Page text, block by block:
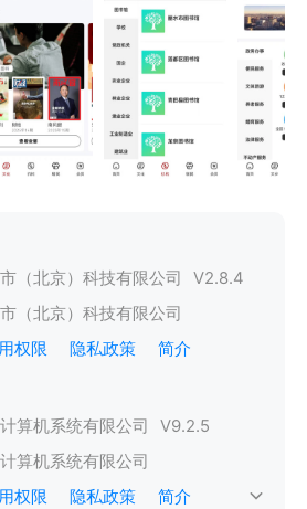
（北京）科技有限公司 V2.8.4
（北京）科技有限公司
权限 隐私政策 简介
算机系统有限公司 V9.2.5
算机系统有限公司
权限 隐私政策 简介